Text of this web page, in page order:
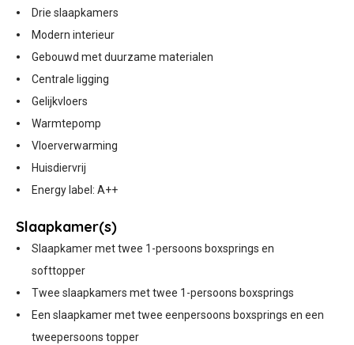
Drie slaapkamers
Modern interieur
Gebouwd met duurzame materialen
Centrale ligging
Gelijkvloers
Warmtepomp
Vloerverwarming
Huisdiervrij
Energy label: A++
Slaapkamer(s)
Slaapkamer met twee 1-persoons boxsprings en
softtopper
Twee slaapkamers met twee 1-persoons boxsprings
Een slaapkamer met twee eenpersoons boxsprings en een
tweepersoons topper